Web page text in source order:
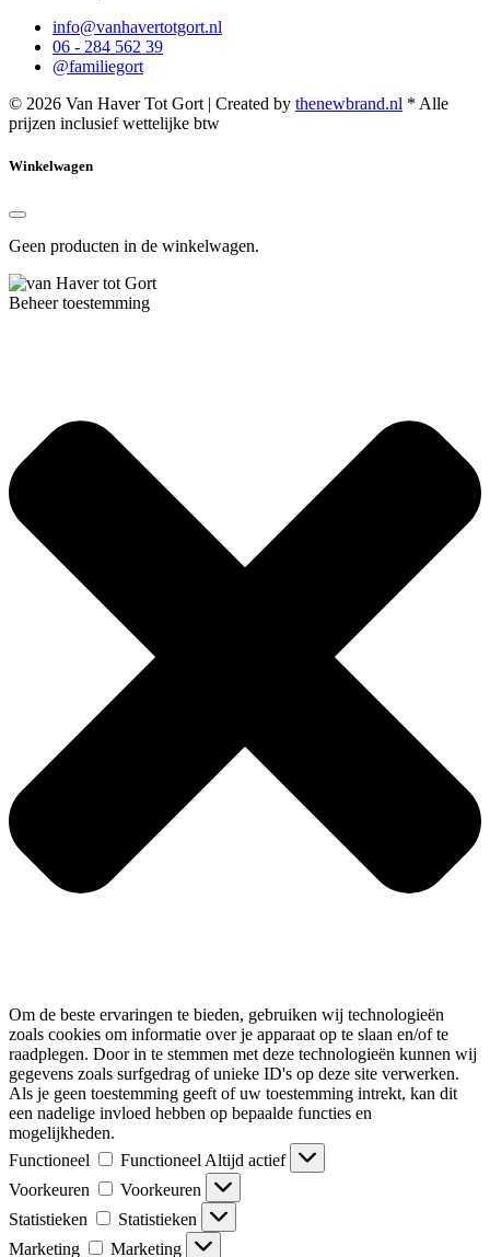
info@vanhavertotgort.nl
06 - 284 562 39
@familiegort
© 2026 Van Haver Tot Gort | Created by thenewbrand.nl * Alle
prijzen inclusief wettelijke btw
Winkelwagen
Geen producten in de winkelwagen.
Beheer toestemming
Om de beste ervaringen te bieden, gebruiken wij technologieën
zoals cookies om informatie over je apparaat op te slaan en/of te
raadplegen. Door in te stemmen met deze technologieën kunnen wij
gegevens zoals surfgedrag of unieke ID's op deze site verwerken.
Als je geen toestemming geeft of uw toestemming intrekt, kan dit
een nadelige invloed hebben op bepaalde functies en
mogelijkheden.
Functioneel
Functioneel Altijd actief
Voorkeuren
Voorkeuren
Statistieken
Statistieken
Marketing
Marketing